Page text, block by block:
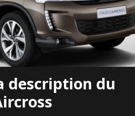
description du